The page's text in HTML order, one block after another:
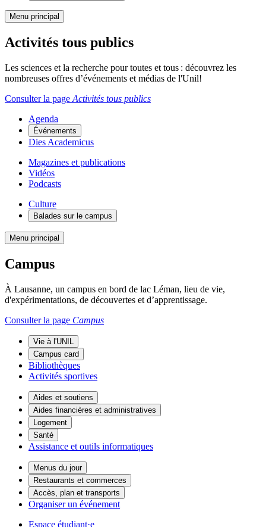
Menu principal
Activités tous publics
Les sciences et la recherche pour toutes et tous : découvrez les
nombreuses offres d’événements et médias de l'Unil!
Consulter la page Activités tous publics
Agenda
Événements
Dies Academicus
Magazines et publications
Vidéos
Podcasts
Culture
Balades sur le campus
Menu principal
Campus
À Lausanne, un campus en bord de lac Léman, lieu de vie,
d'expérimentations, de découvertes et d’apprentissage.
Consulter la page Campus
Vie à l'UNIL
Campus card
Bibliothèques
Activités sportives
Aides et soutiens
Aides financières et administratives
Logement
Santé
Assistance et outils informatiques
Menus du jour
Restaurants et commerces
Accès, plan et transports
Organiser un événement
Espace étudiant·e